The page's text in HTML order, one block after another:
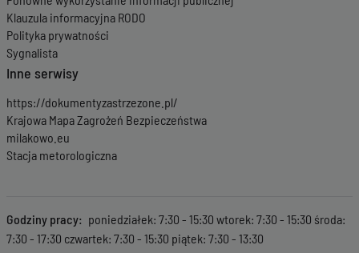
Klauzula informacyjna RODO
Polityka prywatności
Sygnalista
Inne serwisy
https://dokumentyzastrzezone.pl/
Krajowa Mapa Zagrożeń Bezpieczeństwa
milakowo.eu
Stacja metorologiczna
Godziny pracy
poniedziałek: 7:30 - 15:30 wtorek: 7:30 - 15:30 środa:
7:30 - 17:30 czwartek: 7:30 - 15:30 piątek: 7:30 - 13:30